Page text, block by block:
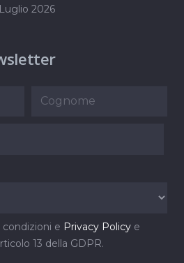
2026
e Privacy Policy e
13 della GDPR.